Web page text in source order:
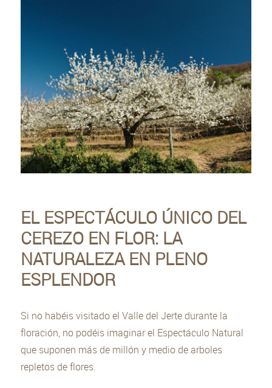
EL ESPECTÁCULO ÚNICO DEL
CEREZO EN FLOR: LA
NATURALEZA EN PLENO
ESPLENDOR
Si no habéis visitado el Valle del Jerte durante la
floración, no podéis imaginar el Espectáculo Natural
que suponen más de millón y medio de arboles
repletos de flores.